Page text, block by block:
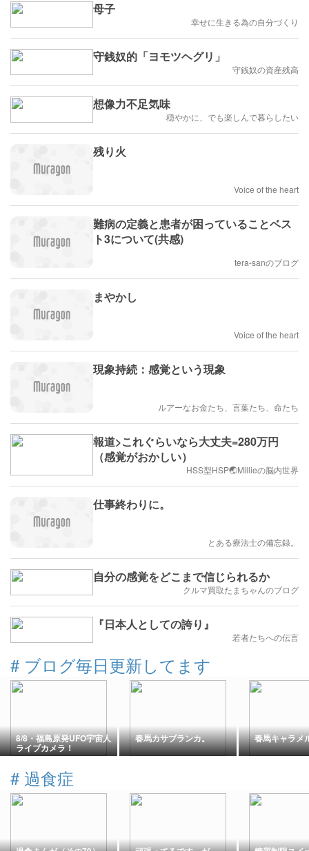
母子
幸せに生きる為の自分づくり
守銭奴的「ヨモツヘグリ」
守銭奴の資産残高
想像力不足気味
穏やかに、でも楽しんで暮らしたい
残り火
Voice of the heart
難病の定義と患者が困っていることベス
ト3について(共感)
tera-sanのブログ
まやかし
Voice of the heart
現象持続：感覚という現象
ルアーなお金たち、言葉たち、命たち
報道>これぐらいなら大丈夫=280万円
（感覚がおかしい）
HSS型HSP🌏Millieの脳内世界
仕事終わりに。
とある療法士の備忘録。
自分の感覚をどこまで信じられるか
クルマ買取たまちゃんのブログ
『日本人としての誇り』
若者たちへの伝言
# ブログ毎日更新してます
8/8・福島原発UFO宇宙人
ライブカメラ！
春馬カサブランカ。 春馬キャラメ
# 過食症